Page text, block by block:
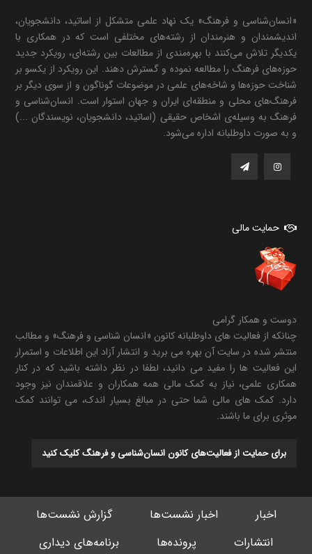
«انسان‌شناسی و فرهنگ» یک نهاد علمی متشکل از اساتید، دانشجویان،
اندیشمندان و هنرمندان از رشته‌های مختلفی است که در همکاری با
یکدیگر تلاش می‌کنند با بهره‌مندی از مطالعات بین رشته‌ای، رویکرد جدید
حوزه‌های فرهنگ را مطالعه نموده و گسترش دهند. این رویکرد از یکسو بر
شناخت حوزه‌ها و شاخه‌های علمی در موضوعات گوناگون و از سوی دیگر بر
فرهنگ‌های محلی و منطقه‌ای ایران و جهان استوار است. انسان‌شناسی و
فرهنگ به وسیله‌ی اشخاص حقیقی (اساتید، دانشجویان، نویسندگان ...)
و به صورت داوطلبانه اداره می‌شود.
حمایت مالی
دوست و همکار گرامی
چنانکه از فعالیت های داوطلبانه کانون «انسان شناسی و فرهنگ» و مطالب
منتشر شده در سایت آن بهره می برید و انتشار آزاد این اطلاعات و استمرار
این فعالیت ها را مفید می دانید، لطفا در نظر داشته باشید که در کنار
همکاری علمی، نیاز به کمک مالی همه همکاران و علاقمندان نیز وجود
دارد. کمک های مالی شما حتی در مبالغ بسیار اندک، می توانند کمک
موثری برای ما باشند.
برای حمایت از فعالیت‌های کانون انسان‌شناسی و فرهنگ کلیک کنید
اخبار اخبار نشست‌ها
گزارش نشست‌ها
انتشارات
پرونده‌ها برنامه‌های دیداری